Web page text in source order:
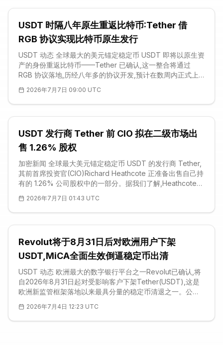
的市场方向信号。不过其体量仍然引人注目——这是近五个
所流动性与
USDT 时隔八年原生重返比特币:Tether 借
RGB 协议实现比特币原生发行
USDT 动态 全球最大的美元锚定稳定币 USDT 即将以原生资
产的身份重返比特币——Tether 已确认,这一整合将通过
RGB 协议落地,历经八年多的协议开发,预计在数周内正式上
Mastercoin 层在比特币上发行,此后主战场逐步迁往 Tron 与
以太坊。此次全新集成基于 RGB v0.11.1 版本,由软件公司
UTEXO 联合交付,后者自我定位为比特币原生 USDT 的发行
2026年7月7日 09:00 UTC
USDT 发行商 Tether 前 CIO 拟在二级市场出
售 1.26% 股权
加密新闻 全球最大美元锚定稳定币 USDT 的发行商 Tether,
其前首席投资官(CIO)Richard Heathcote 正准备出售自己持
有的 1.26% 公司股权中的一部分。据我们了解,Heathcote
易已获得 Tether 方面的正式批准。他于 2023 年 1 月加入公
司,2026 年 3 月因个人原因转任非执行顾问。由于 Tether
此前搁置了一轮估值目标高达 5000 亿美元
2026年7月7日 01:43 UTC
Revolut将于8月31日后对欧洲用户下架
USDT,MiCA全面生效倒逼稳定币出清
USDT 动态 欧洲最大的数字银行平台之一Revolut已确认,将
自2026年8月31日起对受影响客户下架Tether(USDT),这是
欧洲新监管框架落地以来最具分量的稳定币清退之一。公司
月6日起关闭,7月30日之后不再接受USDT充值;在此之前,客
户仍可继续卖出该代币或将其转至外部钱包,期限至8月底。
2026年7月4日 12:23 UTC